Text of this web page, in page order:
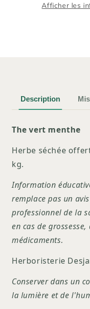
Afficher les
Description
The vert menthe
Herbe séchée
kg.
Information
remplace pas un
professionnel de la
en cas de
médicaments.
Herboristerie
Conserver dans un
la lumière et de